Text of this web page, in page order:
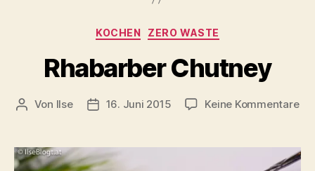
Kategorien
KOCHEN ZERO WASTE
Rhabarber Chutney
Beitragsautor
Von Ilse Beitragsdatum
16. Juni 2015 Keine Kommentarezu